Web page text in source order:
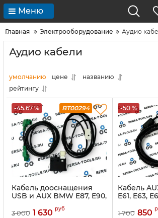
Меню
Главная Электрооборудование Аудио
Аудио кабели
умолчанию цене
названию
рейтингу
-45.67 % BT00294
Кабель дооснащения
USB и AUX BMW E87, E90,
E70, E71, F10, F20, F25, F11,
F02, F07
3 000 1 630 руб
-50 %
Кабель
E61, E63,
1 700 850